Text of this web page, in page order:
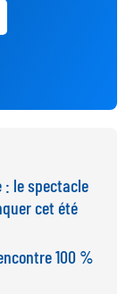
: le spectacle
cet été
100 %